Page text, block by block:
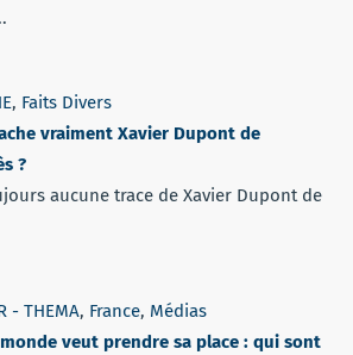
, Faits Divers
vraiment Xavier Dupont de
?
aucune trace de Xavier Dupont de
- THEMA, France, Médias
veut prendre sa place : qui sont